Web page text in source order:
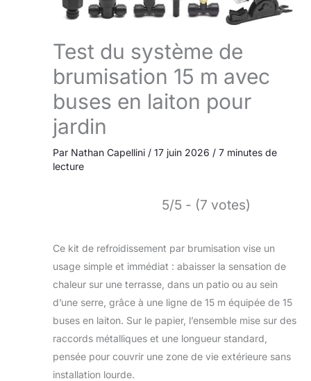
Test du système de
brumisation 15 m avec
buses en laiton pour
jardin
Par Nathan Capellini / 17 juin 2026 / 7 minutes de
lecture
5/5 - (7 votes)
Ce kit de refroidissement par brumisation vise un
usage simple et immédiat : abaisser la sensation de
chaleur sur une terrasse, dans un patio ou au sein
d’une serre, grâce à une ligne de 15 m équipée de 15
buses en laiton. Sur le papier, l’ensemble mise sur des
raccords métalliques et une longueur standard,
pensée pour couvrir une zone de vie extérieure sans
installation lourde.